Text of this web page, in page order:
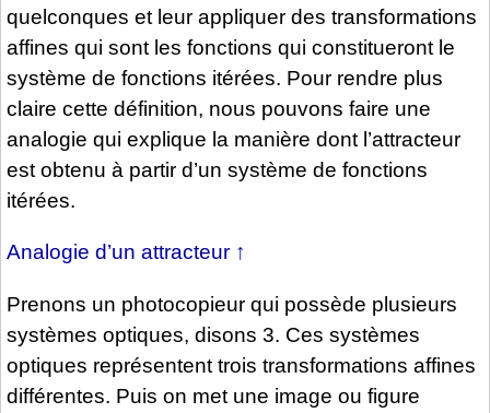
quelconques et leur appliquer des transformations
affines qui sont les fonctions qui constitueront le
système de fonctions itérées. Pour rendre plus
claire cette définition, nous pouvons faire une
analogie qui explique la manière dont l’attracteur
est obtenu à partir d’un système de fonctions
itérées.
Analogie d’un attracteur ↑
Prenons un photocopieur qui possède plusieurs
systèmes optiques, disons 3. Ces systèmes
optiques représentent trois transformations affines
différentes. Puis on met une image ou figure